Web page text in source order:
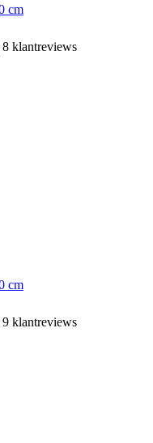
cm
8 klantreviews
cm
9 klantreviews